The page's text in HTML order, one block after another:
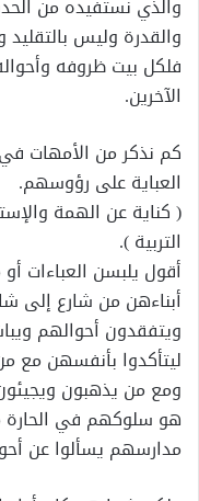
والذي نستفيده من
والقدرة وليس
فلكل بيت ظروفه
الآخرين.
كم نذكر من الأمهات
العباية على رؤوسهم.
( كناية عن الهمة
التربية ).
أقول يلبسن العباءات
أبناءهن من شارع إلى
ويتفقدون أحوالهم
ليتأكدوا بأنفسهن مع
ومع من يذهبون
هو سلوكهم في الحارة
مدارسهم يسألوا عن